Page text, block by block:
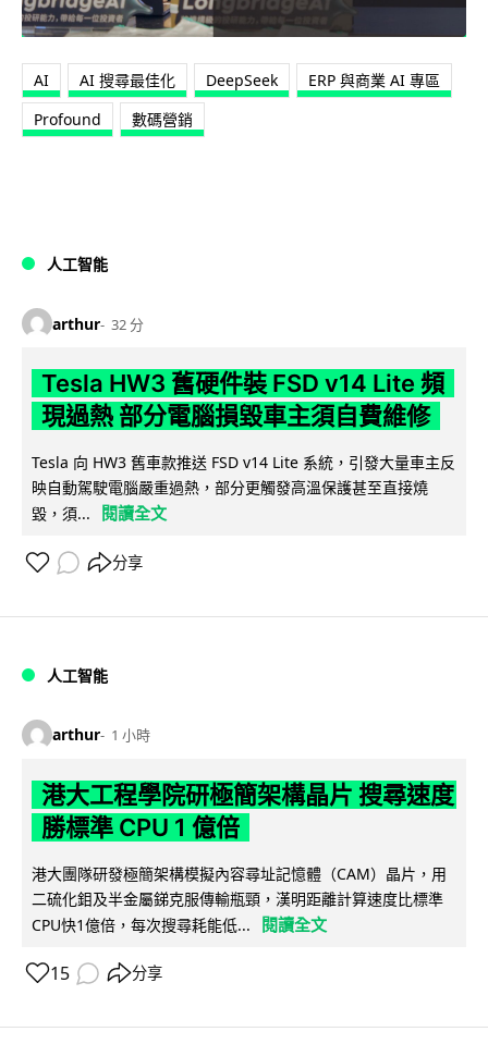
AI AI 搜尋最佳化 DeepSeek
ERP 與商業 AI 專區
Profound
數碼營銷
人工智能
arthur 32 分
Tesla HW3 舊硬件裝 FSD v14 Lite 頻
現過熱 部分電腦損毀車主須自費維修
Tesla 向 HW3 舊車款推送 FSD v14 Lite 系統，引發大量車主反
映自動駕駛電腦嚴重過熱，部分更觸發高溫保護甚至直接燒
毀，須...
閱讀全文
分享
人工智能
arthur 1 小時
港大工程學院研極簡架構晶片 搜尋速度
勝標準 CPU 1 億倍
港大團隊研發極簡架構模擬內容尋址記憶體（CAM）晶片，用
二硫化鉬及半金屬銻克服傳輸瓶頸，漢明距離計算速度比標準
CPU快1億倍，每次搜尋耗能低...
閱讀全文
15 分享